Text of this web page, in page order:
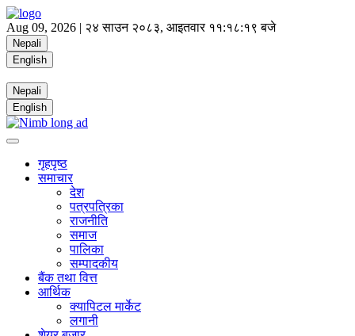
Aug 09, 2026 | २४ साउन २०८३, आइतवार ११:१८:२० बजे
Nepali
English
Nepali
English
गृहपृष्ठ
समाचार
देश
पत्रपत्रिका
राजनीति
समाज
पालिका
सम्पादकीय
बैंक तथा वित्त
आर्थिक
क्यापिटल मार्केट
लगानी